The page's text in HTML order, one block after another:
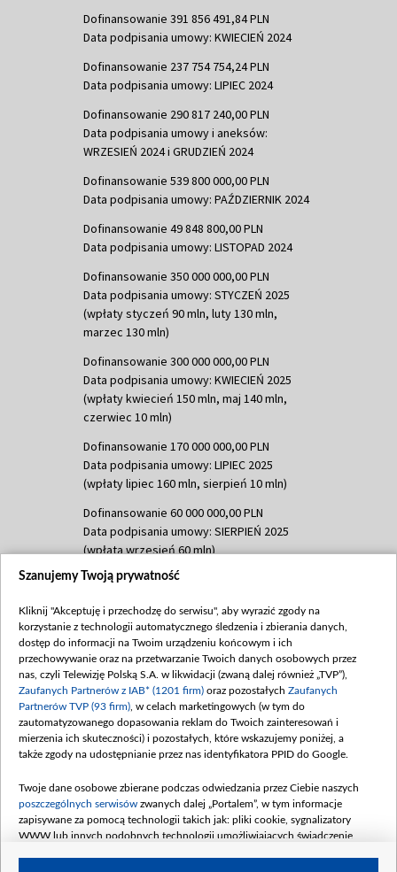
Dofinansowanie 391 856 491,84 PLN
Data podpisania umowy: KWIECIEŃ 2024
Dofinansowanie 237 754 754,24 PLN
Data podpisania umowy: LIPIEC 2024
Dofinansowanie 290 817 240,00 PLN
Data podpisania umowy i aneksów:
WRZESIEŃ 2024 i GRUDZIEŃ 2024
Dofinansowanie 539 800 000,00 PLN
Data podpisania umowy: PAŹDZIERNIK 2024
Dofinansowanie 49 848 800,00 PLN
Data podpisania umowy: LISTOPAD 2024
Dofinansowanie 350 000 000,00 PLN
Data podpisania umowy: STYCZEŃ 2025
(wpłaty styczeń 90 mln, luty 130 mln,
marzec 130 mln)
Dofinansowanie 300 000 000,00 PLN
Data podpisania umowy: KWIECIEŃ 2025
(wpłaty kwiecień 150 mln, maj 140 mln,
czerwiec 10 mln)
Dofinansowanie 170 000 000,00 PLN
Data podpisania umowy: LIPIEC 2025
(wpłaty lipiec 160 mln, sierpień 10 mln)
Dofinansowanie 60 000 000,00 PLN
Data podpisania umowy: SIERPIEŃ 2025
(wpłata wrzesień 60 mln)
Dofinansowanie 635 783 051,21 PLN
(wpłata wrzesień 100 mln, październik 350
mln, listopad 265 mln)
Dofinansowanie 48 862 000,00 PLN
Data podpisania umowy: GRUDZIEŃ 2025
(wpłata grudzień 60,548 mln)
Dofinansowanie 900 000 000,00 PLN
Data podpisania umowy: LUTY 2026 (wpłata
kwiecień 180 mln, 7 maja 180 mln, 8
czerwca 90 mln)
Dofinansowanie 250 000 000,00 PLN
Szanujemy Twoją prywatność
Kliknij "Akceptuję i przechodzę do serwisu", aby wyrazić zgody na
korzystanie z technologii automatycznego śledzenia i zbierania danych,
dostęp do informacji na Twoim urządzeniu końcowym i ich
przechowywanie oraz na przetwarzanie Twoich danych osobowych przez
nas, czyli Telewizję Polską S.A. w likwidacji (zwaną dalej również „TVP”),
Zaufanych Partnerów z IAB* (1201 firm) oraz pozostałych Zaufanych
Partnerów TVP (93 firm) , w celach marketingowych (w tym do
zautomatyzowanego dopasowania reklam do Twoich zainteresowań i
mierzenia ich skuteczności) i pozostałych, które wskazujemy poniżej, a
także zgody na udostępnianie przez nas identyfikatora PPID do Google.
Twoje dane osobowe zbierane podczas odwiedzania przez Ciebie naszych
poszczególnych serwisów zwanych dalej „Portalem”, w tym informacje
zapisywane za pomocą technologii takich jak: pliki cookie, sygnalizatory
WWW lub innych podobnych technologii umożliwiających świadczenie